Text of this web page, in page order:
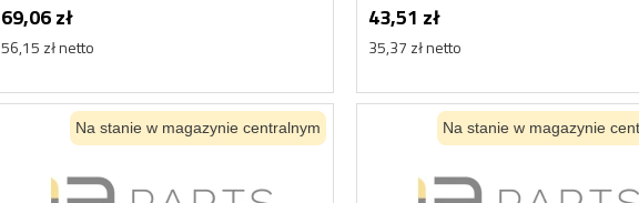
69,06 zł
56,15 zł netto
43,51 zł
35,37 zł netto
Na stanie w magazynie centralnym Na stanie w magazynie